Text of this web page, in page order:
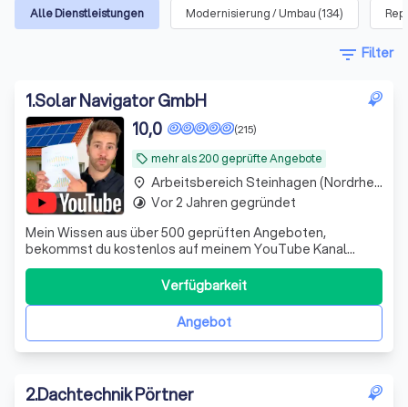
das neue Dach bei Alt- und Neubauten. Ergänzt um echte
Bewertungen und vielfältige Vorabinformationen ist der
richtige Dachdecker nur wenige Mouseklicks von Ihnen
(Nordrhein-Westfalen).
Alle Dienstleistungen Modernisierung / Umbau (134)
filter_list Filter
1.Solar Navigator GmbH
local_offer mehr als 200 geprüfte Angebote
(215)
10,0
Mein Wissen aus über 500 geprüften Angeboten,
bekommst du kostenlos auf meinem YouTube Kanal
"Photovoltaik mit Philipp"
Angebot
Verfügbarkeit
place Arbeitsbereich Steinhagen (Nordrhein-Westfalen)
timelapse Vor 2 Jahren gegründet
2.Dachtechnik Pörtner